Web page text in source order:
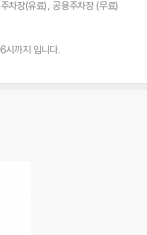
차장(유료), 공용주차장 (무료)
시까지 입니다.